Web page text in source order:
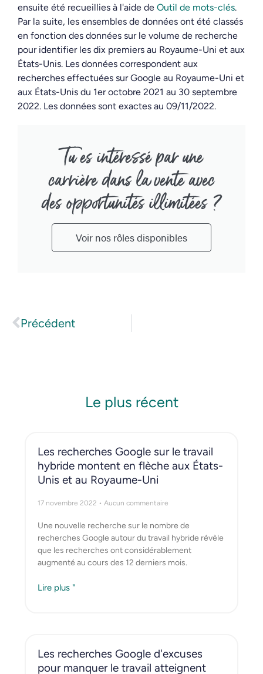
ensuite été recueillies à l'aide de Outil de mots-clés.
Par la suite, les ensembles de données ont été classés
en fonction des données sur le volume de recherche
pour identifier les dix premiers au Royaume-Uni et aux
États-Unis. Les données correspondent aux
recherches effectuées sur Google au Royaume-Uni et
aux États-Unis du 1er octobre 2021 au 30 septembre
2022. Les données sont exactes au 09/11/2022.
Tu es intéressé par une
carrière dans la vente avec
des opportunités illimitées ?
Voir nos rôles disponibles
Précédent
Le plus récent
Les recherches Google sur le travail
hybride montent en flèche aux États-
Unis et au Royaume-Uni
17 novembre 2022 Aucun commentaire
Une nouvelle recherche sur le nombre de
recherches Google autour du travail hybride révèle
que les recherches ont considérablement
augmenté au cours des 12 derniers mois.
Lire plus "
Les recherches Google d'excuses
pour manquer le travail atteignent